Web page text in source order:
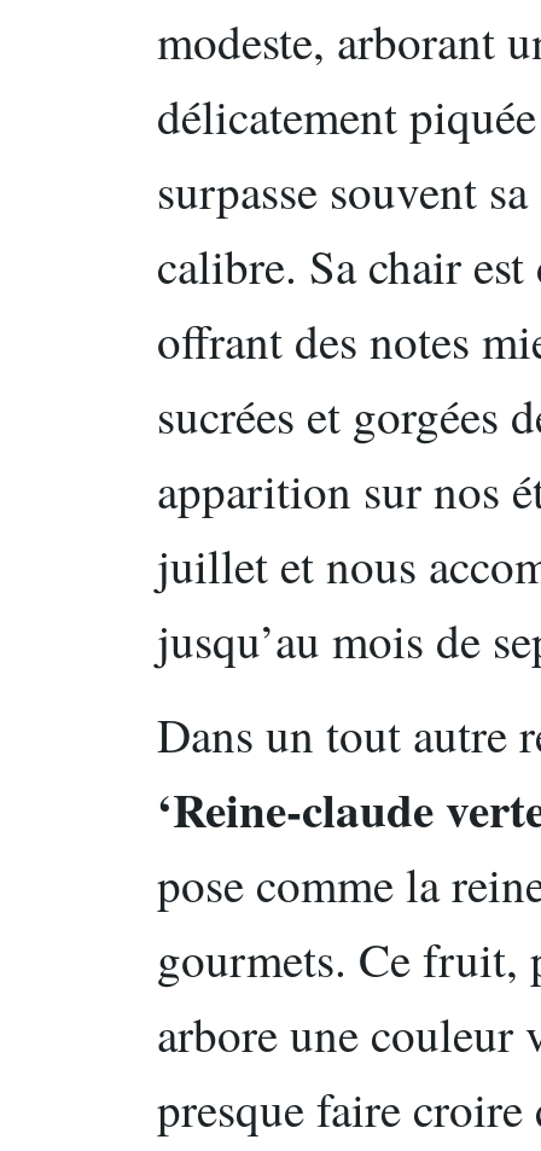
modeste, arborant
délicatement
surpasse souvent
calibre. Sa chair est
offrant des notes
sucrées et gorgées
apparition sur nos
juillet et nous
jusqu’au mois de
Dans un tout autre
‘Reine-claude
pose comme la
gourmets. Ce fruit,
arbore une
presque faire